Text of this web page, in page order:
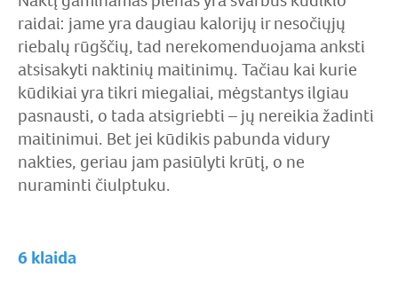
raidai: jame yra daugiau kalorijų ir nesočiųjų
riebalų rūgščių, tad nerekomenduojama anksti
atsisakyti naktinių maitinimų. Tačiau kai kurie
kūdikiai yra tikri miegaliai, mėgstantys ilgiau
pasnausti, o tada atsigriebti – jų nereikia žadinti
maitinimui. Bet jei kūdikis pabunda vidury
nakties, geriau jam pasiūlyti krūtį, o ne
nuraminti čiulptuku.
6 klaida